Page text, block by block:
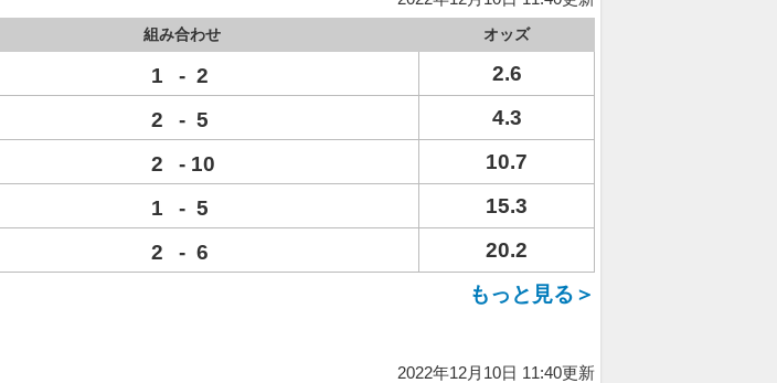
組み合わせ オッズ
1 - 2
2.6
2 - 5
4.3
2 - 10
10.7
1 - 5
15.3
2 - 6
20.2
もっと見る＞
2022年12月10日 11:40更新